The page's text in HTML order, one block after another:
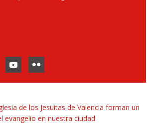
de los Jesuitas de Valencia forman un
evangelio en nuestra ciudad